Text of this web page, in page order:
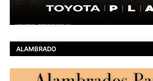
ALAMBRADO